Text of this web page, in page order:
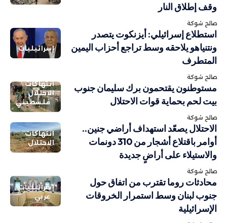
وقف إطلاق النار
صالح شوكة
إسرائيليات
استطلاع إسرائيلي: أيزنكوت يتصدر
ونتنياهو يلاحقه وسط تراجع أحزاب اليمين
المتطرف
صالح شوكة
انتهاكات
الاحتلال
فلسطيني
مستوطنون يقتحمون برك سليمان جنوب
بيت لحم بحماية قوات الاحتلال
صالح شوكة
انتهاكات
الاحتلال
الاحتلال يصعّد استهداف أراضي جنين..
أوامر باقتلاع أشجار من 310 دونمات
والاستيلاء على أراضٍ جديدة
صالح شوكة
إسرائيليات
عربي
محادثات روما تقترب من اتفاق حول
جنوب لبنان وسط استمرار الخروقات
الإسرائيلية